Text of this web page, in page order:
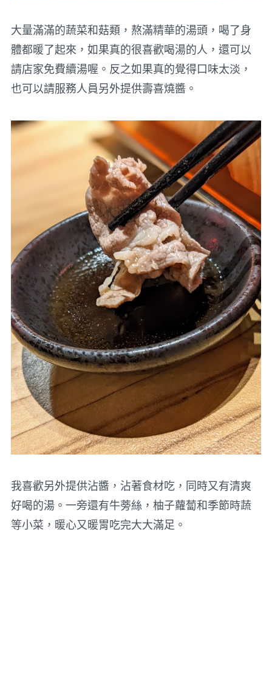
大量滿滿的蔬菜和菇類，熬滿精華的湯頭，喝了身
體都暖了起來，如果真的很喜歡喝湯的人，還可以
請店家免費續湯喔。反之如果真的覺得口味太淡，
也可以請服務人員另外提供壽喜燒醬。
我喜歡另外提供沾醬，沾著食材吃，同時又有清爽
好喝的湯。一旁還有牛蒡絲，柚子蘿蔔和季節時蔬
等小菜，暖心又暖胃吃完大大滿足。